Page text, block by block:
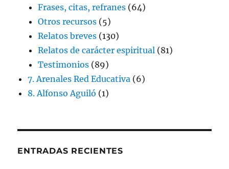
Frases, citas, refranes (64)
Otros recursos (5)
Relatos breves (130)
Relatos de carácter espiritual (81)
Testimonios (89)
7. Arenales Red Educativa (6)
8. Alfonso Aguiló (1)
ENTRADAS RECIENTES